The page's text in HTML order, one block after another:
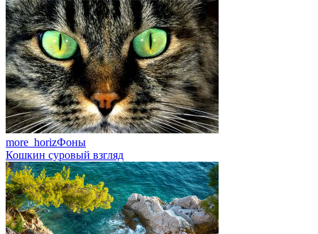
more_horizФоны
Кошкин суровый взгляд